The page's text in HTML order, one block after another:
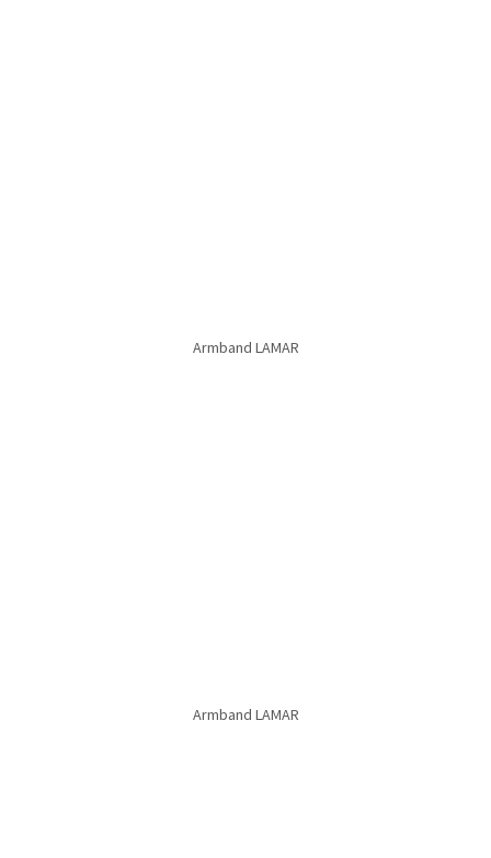
Armband PAULA
Armband PEPPY